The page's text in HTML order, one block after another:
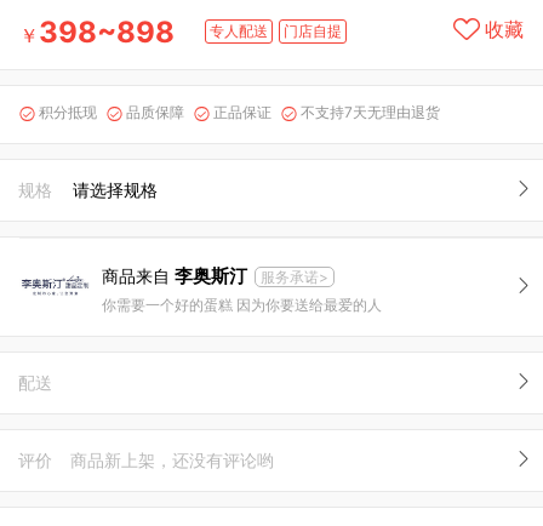
￥ 398~898 专人配送 门店自提 收藏
 积分抵现  品质保障  正品保证  不支持7天无理由退货
规格 请选择规格
商品来自 李奥斯汀
服务承诺>
你需要一个好的蛋糕 因为你要送给最爱的人
配送
评价 商品新上架，还没有评论哟